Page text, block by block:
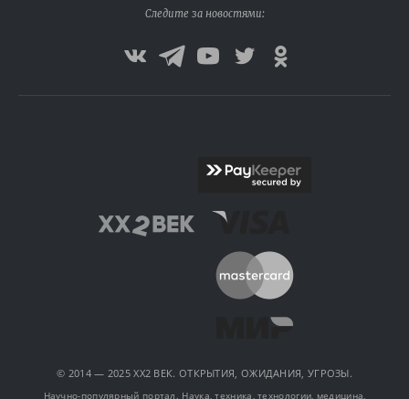
Следите за новостями:
© 2014 — 2025 XX2 ВЕК. ОТКРЫТИЯ, ОЖИДАНИЯ, УГРОЗЫ.
Научно-популярный портал. Наука, техника, технологии, медицина,